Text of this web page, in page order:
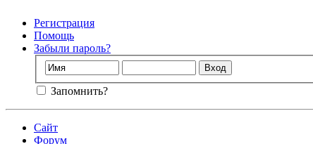
Регистрация
Помощь
Забыли пароль?
Запомнить?
Сайт
Форум